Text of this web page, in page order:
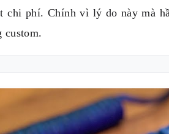
chi phí. Chính vì lý do này mà
custom.